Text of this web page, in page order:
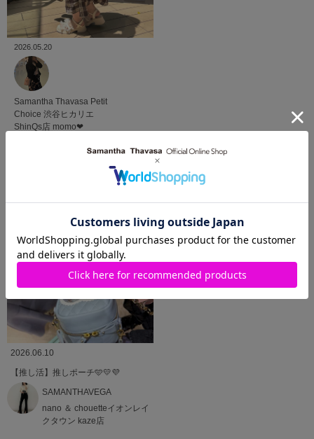
2026.05.20
Samantha Thavasa Petit
Choice 渋谷ヒカリエ
ShinQs店 momo‪‪❤︎‬
VIEW MORE
ショップブログ
2026.06.10
【推し活】推しポーチ🩵💛💜
SAMANTHAVEGA
nano ＆ chouetteイオンレイ
クタウン kaze店